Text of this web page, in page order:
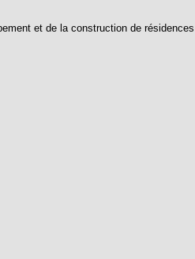
et de la construction de